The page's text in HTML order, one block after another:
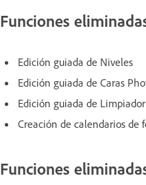
Funciones
Edición guiada de Niveles
Edición guiada de Caras
Edición guiada de
Creación de calendarios de
Funciones